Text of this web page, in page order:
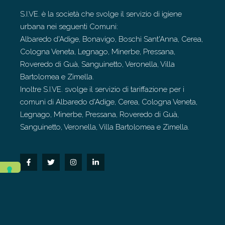
S.I.VE. è la società che svolge il servizio di igiene
urbana nei seguenti Comuni:
Albaredo d'Adige, Bonavigo, Boschi Sant'Anna, Cerea,
Cologna Veneta, Legnago, Minerbe, Pressana,
Roveredo di Guà, Sanguinetto, Veronella, Villa
Bartolomea e Zimella.
Inoltre S.I.VE. svolge il servizio di tariffazione per i
comuni di Albaredo d'Adige, Cerea, Cologna Veneta,
Legnago, Minerbe, Pressana, Roveredo di Guà,
Sanguinetto, Veronella, Villa Bartolomea e Zimella.